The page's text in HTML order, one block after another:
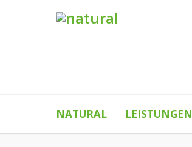
NATURAL LEISTUNGEN